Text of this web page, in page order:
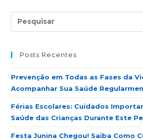
Posts Recentes
Prevenção em Todas as Fases da
Acompanhar Sua Saúde
Férias Escolares: Cuidados
Saúde das Crianças Durante Este
Festa Junina Chegou! Saiba Como